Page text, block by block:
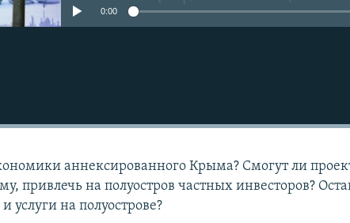
0:00
аннексированного Крыма? Смогут ли
привлечь на полуостров частных инвесторов?
услуги на полуострове?